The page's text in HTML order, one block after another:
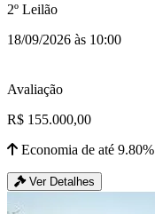
2º Leilão
18/09/2026 às 10:00
Avaliação
R$ 155.000,00
Economia de até 9.80%
Ver Detalhes